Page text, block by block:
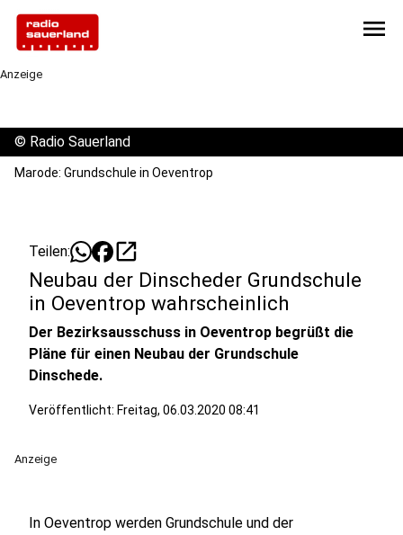
menu
Anzeige
© Radio Sauerland
Marode: Grundschule in Oeventrop
Teilen: open_in_new
Neubau der Dinscheder Grundschule
in Oeventrop wahrscheinlich
Der Bezirksausschuss in Oeventrop begrüßt die
Pläne für einen Neubau der Grundschule
Dinschede.
Veröffentlicht: Freitag, 06.03.2020 08:41
Anzeige
In Oeventrop werden Grundschule und der